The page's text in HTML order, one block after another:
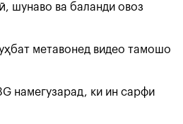
шунаво ва баланди овоз
метавонед видео тамошо
намегузарад, ки ин сарфи